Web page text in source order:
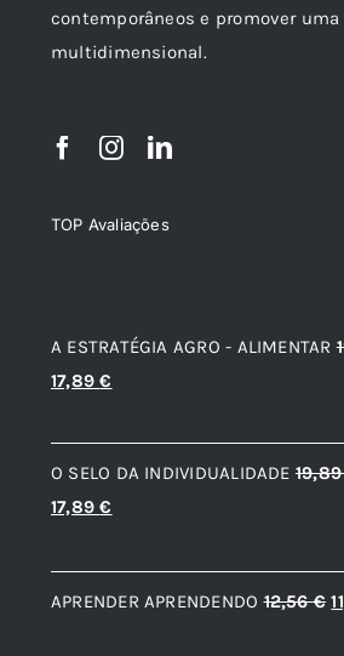
contemporâneos e promover uma
multidimensional.
TOP Avaliações
A ESTRATÉGIA AGRO - ALIMENTAR
O
original
era:
19,89 €.
17,89€
atual
é:
17,89 €.
O SELO DA INDIVIDUALIDADE
O
original
era:
17,89€
atual
é:
APRENDER APRENDENDO 12,56€ O